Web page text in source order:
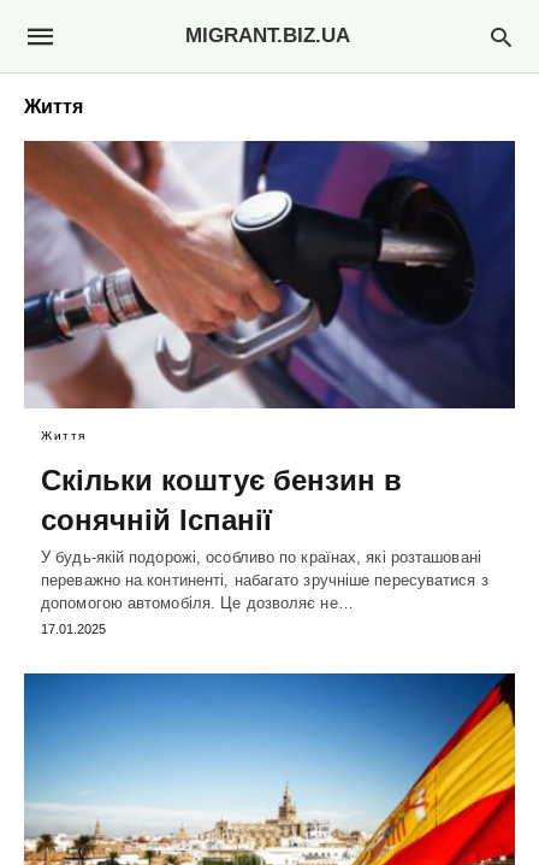
MIGRANT.BIZ.UA
Життя
Життя
Скільки коштує бензин в
сонячній Іспанії
У будь-якій подорожі, особливо по країнах, які розташовані
переважно на континенті, набагато зручніше пересуватися з
допомогою автомобіля. Це дозволяє не…
17.01.2025